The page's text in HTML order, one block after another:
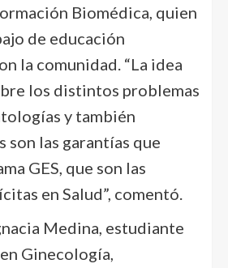
Biomédica, quien
de educación
la comunidad. “La idea
los distintos problemas
y también
son las garantías que
GES, que son las
en Salud”, comentó.
Medina, estudiante
Ginecología,